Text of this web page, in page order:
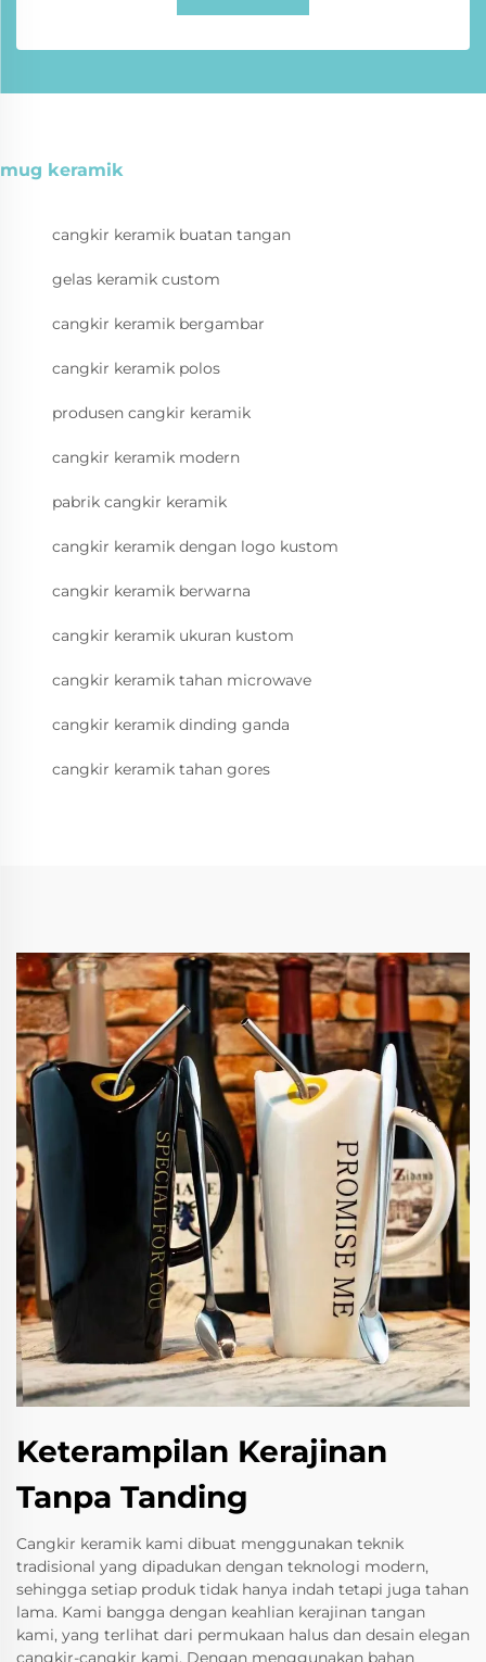
mug keramik
cangkir keramik buatan tangan
gelas keramik custom
cangkir keramik bergambar
cangkir keramik polos
produsen cangkir keramik
cangkir keramik modern
pabrik cangkir keramik
cangkir keramik dengan logo kustom
cangkir keramik berwarna
cangkir keramik ukuran kustom
cangkir keramik tahan microwave
cangkir keramik dinding ganda
cangkir keramik tahan gores
Keterampilan Kerajinan
Tanpa Tanding
Cangkir keramik kami dibuat menggunakan teknik
tradisional yang dipadukan dengan teknologi modern,
sehingga setiap produk tidak hanya indah tetapi juga tahan
lama. Kami bangga dengan keahlian kerajinan tangan
kami, yang terlihat dari permukaan halus dan desain elegan
cangkir-cangkir kami. Dengan menggunakan bahan